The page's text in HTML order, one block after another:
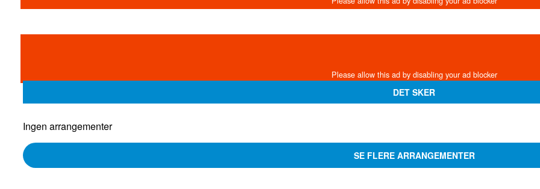
DET SKER
Ingen arrangementer
SE FLERE ARRANGEMENTER